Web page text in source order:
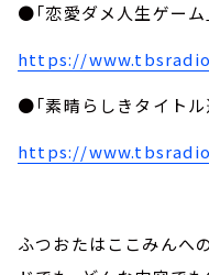
●「恋愛ダメ人生ゲーム
https://
●「素晴らしきタイトル
https://
ふつおたはここみんへ